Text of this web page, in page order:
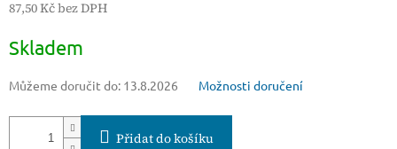
87,50 Kč bez DPH
cena:
Skladem
Můžeme doručit do: 13.8.2026 Možnosti doručení
Přidat do košíku